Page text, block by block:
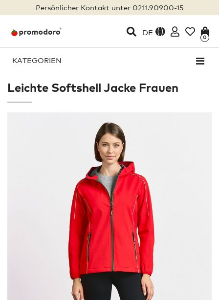
Persönlicher Kontakt unter 0211.90900-15
DE
0
KATEGORIEN
Leichte Softshell Jacke Frauen